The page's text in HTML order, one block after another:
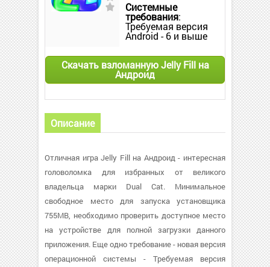
Системные
требования:
Требуемая версия
Android - 6 и выше
Скачать взломанную Jelly Fill на
Андроид
Описание
Отличная игра Jelly Fill на Андроид - интересная
головоломка для избранных от великого
владельца марки Dual Cat. Минимальное
свободное место для запуска установщика
755MB, необходимо проверить доступное место
на устройстве для полной загрузки данного
приложения. Еще одно требование - новая версия
операционной системы - Требуемая версия